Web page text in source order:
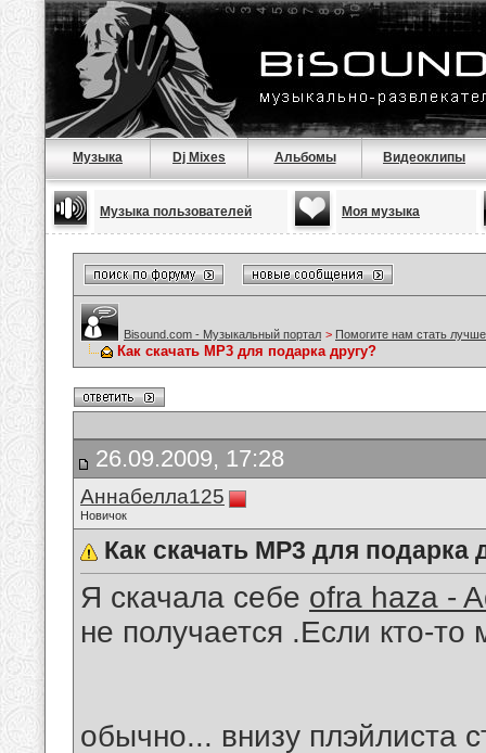
Музыка Dj Mixes Альбомы Видеоклипы
Музыка пользователей Моя музыка
Bisound.com - Музыкальный портал > Помогите нам стать
Как скачать МР3 для подарка другу?
26.09.2009, 17:28
Аннабелла125
Новичок
Как скачать МР3 для подарка
Я скачала себе ofra haza -
не получается .Если кто-то
обычно... внизу плэйлиста